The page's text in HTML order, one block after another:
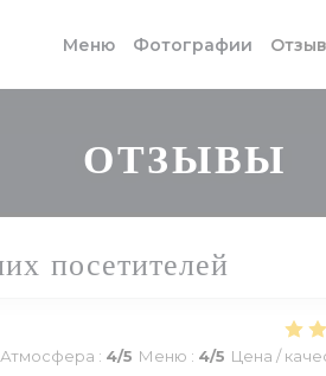
Меню Фотографии
ОТЗЫВЫ
посетителей
Атмосфера : 4/5 Меню : 4/5 Цена /